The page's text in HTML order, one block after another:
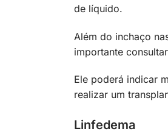
de líquido.
Além do inchaço
importante
Ele poderá indicar
realizar um
Linfedema